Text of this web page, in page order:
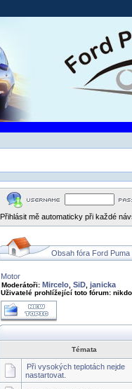
Přihlásit mě automaticky při každé
Obsah fóra Ford Puma
Motor
Moderátoři: Mircelo SiD janicka
Uživatelé prohlížející toto fórum:
Témata
Při vysokých teplotách nejde
nastartovat.